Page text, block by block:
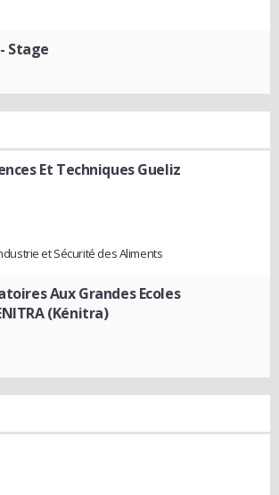
Stage
Et Techniques Gueliz
et Sécurité des Aliments
Aux Grandes Ecoles
(Kénitra)